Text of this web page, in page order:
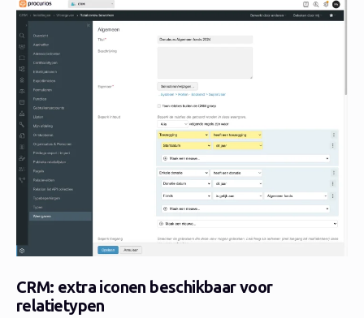
CRM: extra iconen beschikbaar voor
relatietypen